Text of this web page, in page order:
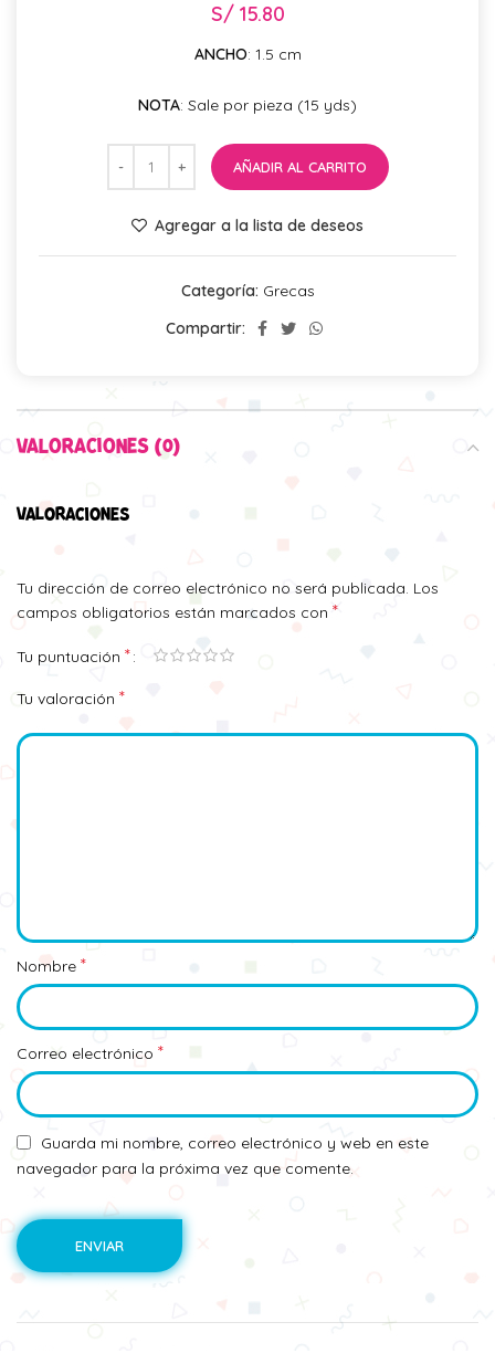
S/15.80
ANCHO: 1.5 cm
NOTA: Sale por pieza (15 yds)
AÑADIR AL CARRITO
Agregar a la lista de deseos
Categoría: Grecas
Compartir:
VALORACIONES (0)
VALORACIONES
Tu dirección de correo electrónico no será publicada. Los
campos obligatorios están marcados con *
Tu puntuación *
Tu valoración *
Nombre *
Correo electrónico *
Guarda mi nombre, correo electrónico y web en este
navegador para la próxima vez que comente.